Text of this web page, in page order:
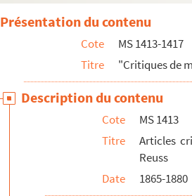
Abraham Lincoln (compte rendu des
Mémoires d'un commis-négociant (J.
La sorcellerie en Alsace (Christianisme
Mémoire d'un commis (Affiches de
Les bibliothèques de Strasbourg
Chronique de Meyer (Journal de
Chronique de Meyer (Affiches de
Chronique de Meyer (Magazin f. Litt.
Ausführl. Beselreibungen Strassburgs
Présentation du contenu
Cote
MS 1413-1417
Titre
"Critiques de
Description du contenu
Cote
MS 1413
Titre
Articles
Reuss
Date
1865-1880